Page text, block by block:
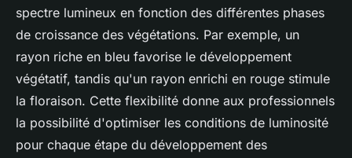
spectre lumineux en fonction des différentes phases
de croissance des végétations. Par exemple, un
rayon riche en bleu favorise le développement
végétatif, tandis qu'un rayon enrichi en rouge stimule
la floraison. Cette flexibilité donne aux professionnels
la possibilité d'optimiser les conditions de luminosité
pour chaque étape du développement des